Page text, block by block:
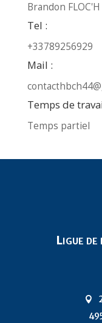
Brandon FLOC'H
Tel :
+33789256929
Mail :
Temps de
Temps partiel
Ligue
